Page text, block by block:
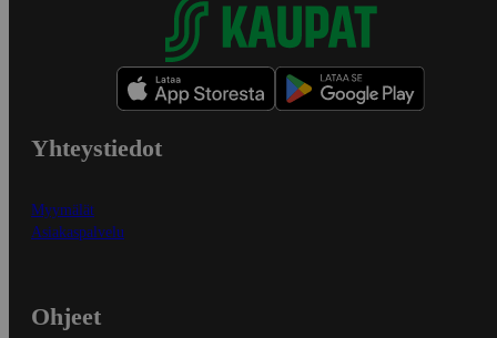
Yhteystiedot
Myymälät
Asiakaspalvelu
Ohjeet